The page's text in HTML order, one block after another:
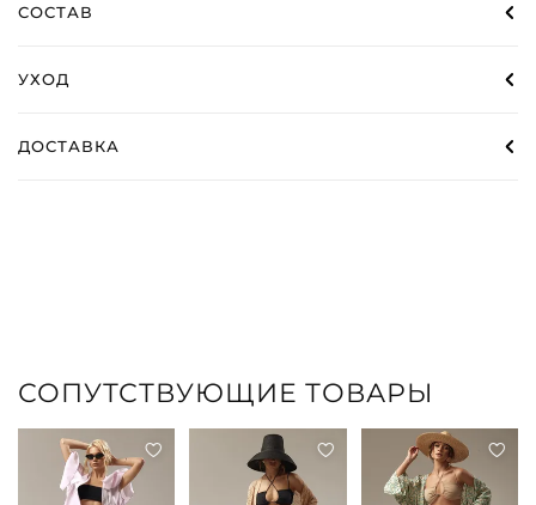
СОСТАВ
УХОД
ДОСТАВКА
СОПУТСТВУЮЩИЕ ТОВАРЫ